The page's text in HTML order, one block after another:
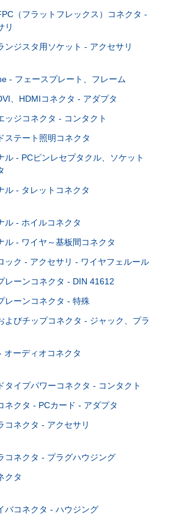
（フラットフレックス）コネクタ -
リ
ンジスタ用ソケット - アクセサリ
- フェースプレート、フレーム
、HDMIコネクタ - アダプタ
ッジコネクタ - コンタクト
ステート照明コネクタ
ル - PCピンレセプタクル、ソケット
ル - タレットコネクタ
ル - ホイルコネクタ
ル - ワイヤ～基板間コネクタ
ック - アクセサリ - ワイヤフェルール
レーンコネクタ - DIN 41612
レーンコネクタ - 特殊
よびチップコネクタ - ジャック、プラ
オーディオコネクタ
タイプパワーコネクタ - コンタクト
ネクタ - PCカード - アダプタ
コネクタ - アクセサリ
コネクタ - プラグハウジング
クタ
バコネクタ - ハウジング